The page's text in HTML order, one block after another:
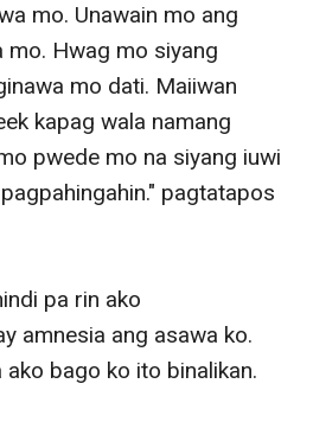
mo. Unawain mo ang
mo. Hwag mo siyang
mo dati. Maiiwan
kapag wala namang
pwede mo na siyang iuwi
pagtatapos
pa rin ako
amnesia ang asawa ko.
ako bago ko ito binalikan.